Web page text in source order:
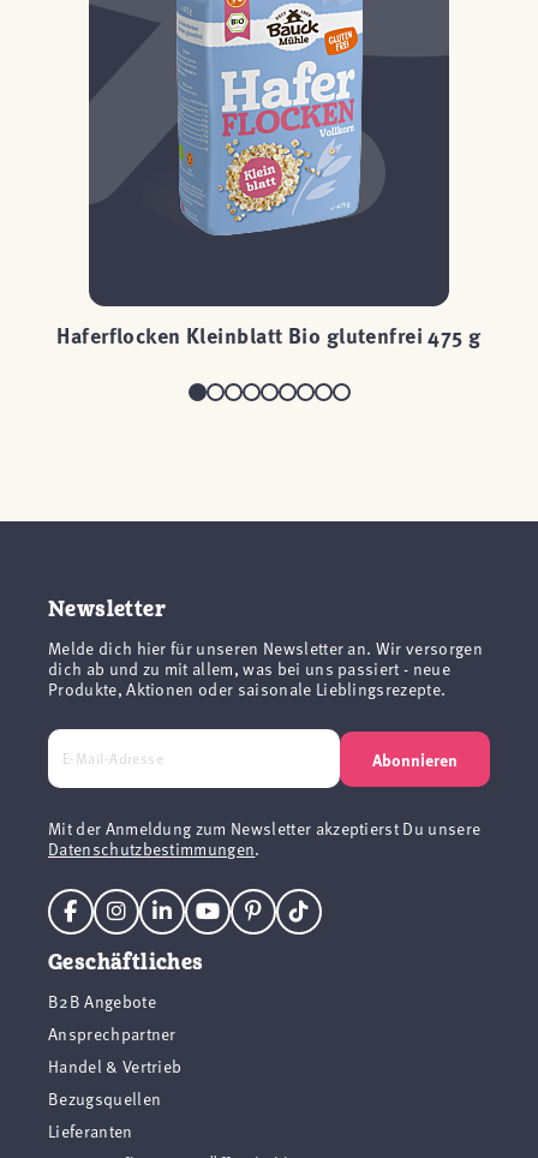
Haferflocken Kleinblatt Bio glutenfrei 475 g
Newsletter
Melde dich hier für unseren Newsletter an. Wir versorgen
dich ab und zu mit allem, was bei uns passiert - neue
Produkte, Aktionen oder saisonale Lieblingsrezepte.
Abonnieren
Mit der Anmeldung zum Newsletter akzeptierst Du unsere
Datenschutzbestimmungen.
Geschäftliches
B2B Angebote
Ansprechpartner
Handel & Vertrieb
Bezugsquellen
Lieferanten